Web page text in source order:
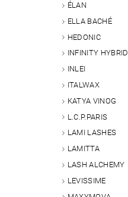
ÉLAN
ELLA BACHÉ
HEDONIC
INFINITY HYBRID
INLEI
ITALWAX
KATYA VINOG
L.C.P.PARIS
LAMI LASHES
LAMITTA
LASH ALCHEMY
LEVISSIME